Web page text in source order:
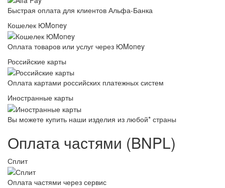
Быстрая оплата для клиентов Альфа-Банка
Кошелек ЮMoney
Оплата товаров или услуг через ЮMoney
Российские карты
Оплата картами российских платежных систем
Иностранные карты
Вы можете купить наши изделия из любой* страны
Оплата частями (BNPL)
Сплит
Оплата частями через сервис